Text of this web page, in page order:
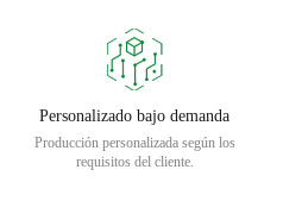
Personalizado bajo demanda
Producción personalizada según los
requisitos del cliente.